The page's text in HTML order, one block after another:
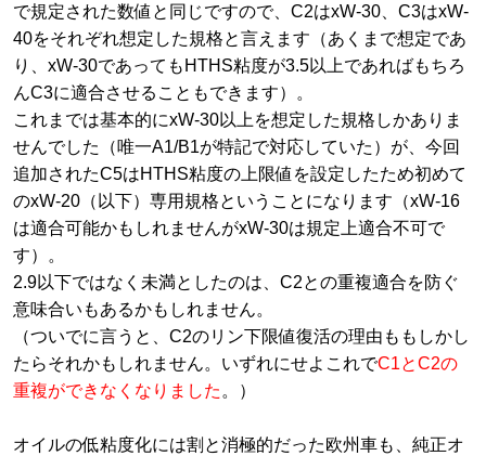
で規定された数値と同じですので、C2はxW-30、C3はxW-
40をそれぞれ想定した規格と言えます（あくまで想定であ
り、xW-30であってもHTHS粘度が3.5以上であればもちろ
んC3に適合させることもできます）。
これまでは基本的にxW-30以上を想定した規格しかありま
せんでした（唯一A1/B1が特記で対応していた）が、今回
追加されたC5はHTHS粘度の上限値を設定したため初めて
のxW-20（以下）専用規格ということになります（xW-16
は適合可能かもしれませんがxW-30は規定上適合不可で
す）。
2.9以下ではなく未満としたのは、C2との重複適合を防ぐ
意味合いもあるかもしれません。
（ついでに言うと、C2のリン下限値復活の理由ももしかし
たらそれかもしれません。いずれにせよこれでC1とC2の
重複ができなくなりました 。）
オイルの低粘度化には割と消極的だった欧州車も、純正オ